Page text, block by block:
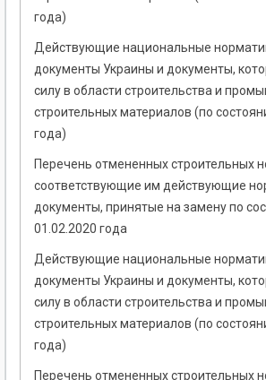
года)
Действующие национальные
документы Украины и документы,
силу в области строительства и
строительных материалов (по
года)
Перечень отмененных строительных
соответствующие им действующие
документы, принятые на замену по
01.02.2020 года
Действующие национальные
документы Украины и документы,
силу в области строительства и
строительных материалов (по
года)
Перечень отмененных строительных